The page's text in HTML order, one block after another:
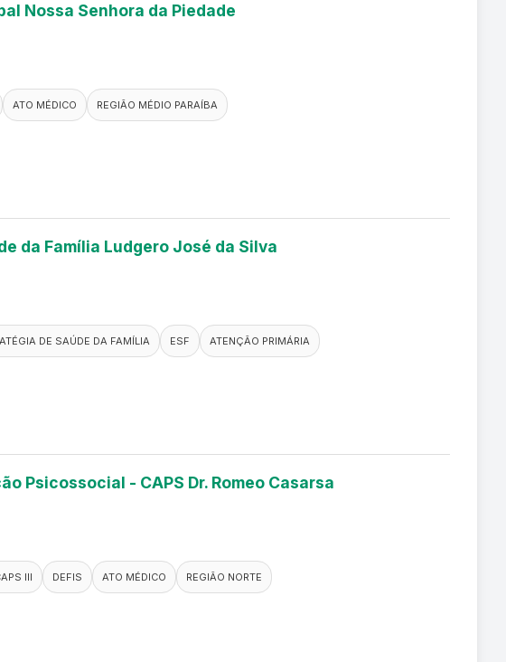
Nossa Senhora da Piedade
ATO MÉDICO REGIÃO MÉDIO PARAÍBA
da Família Ludgero José da Silva
DE SAÚDE DA FAMÍLIA ESF
ATENÇÃO PRIMÁRIA
Psicossocial - CAPS Dr. Romeo Casarsa
III DEFIS ATO MÉDICO REGIÃO NORTE